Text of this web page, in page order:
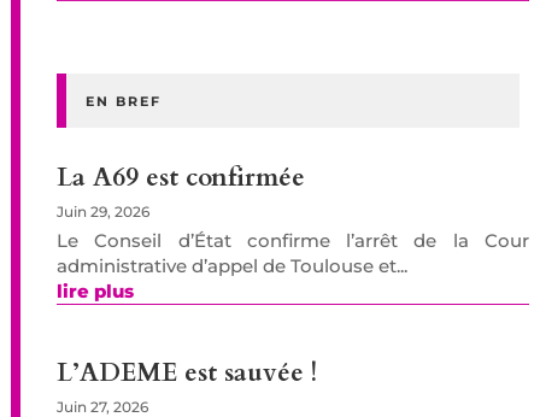
EN BREF
La A69 est confirmée
Juin 29, 2026
Le Conseil d’État confirme l’arrêt de la Cour
administrative d’appel de Toulouse et...
lire plus
L’ADEME est sauvée !
Juin 27, 2026